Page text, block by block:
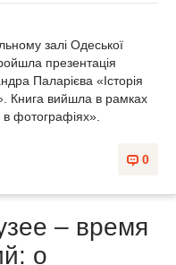
залі Одеської
презентація
Паларієва «Історія
Книга вийшла в рамках
фотографіях».
0
– время
о